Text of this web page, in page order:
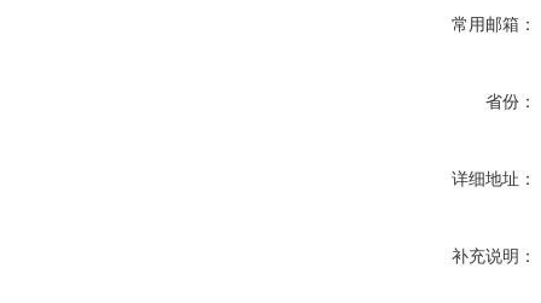
常用邮箱：
省份：
详细地址：
补充说明：